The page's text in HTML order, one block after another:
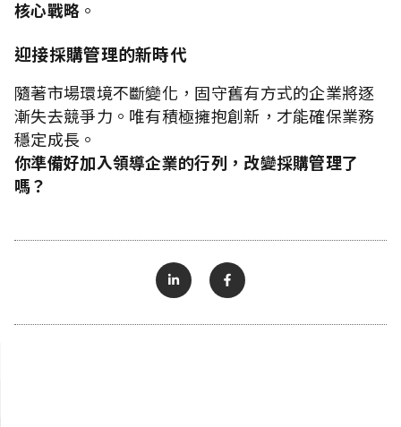
核心戰略 。
迎接採購管理的新時代
隨著市場環境不斷變化，固守舊有方式的企業將逐
漸失去競爭力。唯有積極擁抱創新，才能確保業務
穩定成長。
你準備好加入領導企業的行列，改變採購管理了
嗎？